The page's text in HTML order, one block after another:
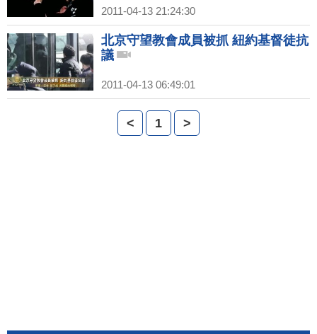
2011-04-13 21:24:30
北京守望教會成員被抓 紐約基督徒抗
議
2011-04-13 06:49:01
< 1 >